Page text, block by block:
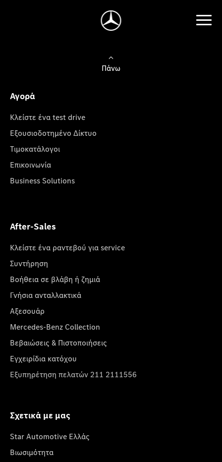
Πάνω
Αγορά
Κλείστε ένα test drive
Εξουσιοδοτημένο Δίκτυο
Τιμοκατάλογοι
Επικοινωνία
Business Solutions
After-Sales
Κλείστε ένα ραντεβού για service
Συντήρηση
Βοήθεια σε βλάβη ή ζημιά
Γνήσια ανταλλακτικά
Αξεσουάρ
Mercedes-Benz Collection
Βεβαιώσεις & Πιστοποιήσεις
Εγχειρίδια κατόχου
Εξυπηρέτηση πελατών 211 2111556
Σχετικά με μας
Star Automotive Ελλάς
Βιωσιμότητα